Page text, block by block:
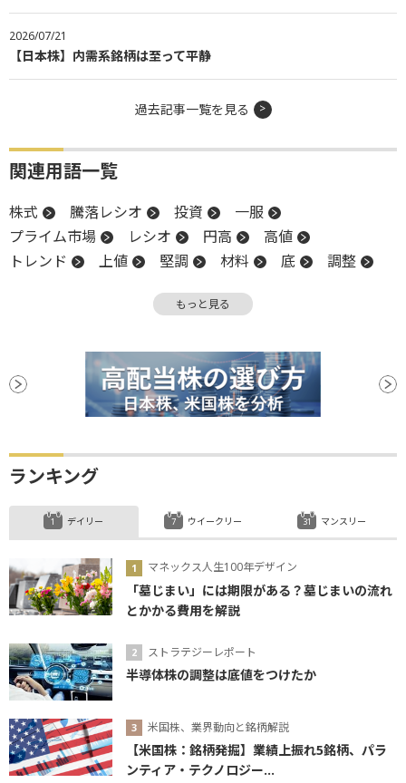
2026/07/21
【日本株】内需系銘柄は至って平静
過去記事一覧を見る
関連用語一覧
株式 騰落レシオ 投資
一服
プライム市場
レシオ 円高
高値
トレンド
上値 堅調 材料 底
調整
もっと見る
ランキング
デイリー
マネックス人生100年デザイン
「墓じまい」には期限がある？墓じまいの流れ
とかかる費用を解説
ストラテジーレポート
半導体株の調整は底値をつけたか
米国株、業界動向と銘柄解説
【米国株：銘柄発掘】業績上振れ5銘柄、パラ
ンティア・テクノロジー...
ウイークリー マンスリー